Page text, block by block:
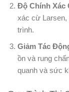
Độ Chính Xác
xác cừ Larsen,
trình.
Giảm Tác
ồn và rung
quanh và sức